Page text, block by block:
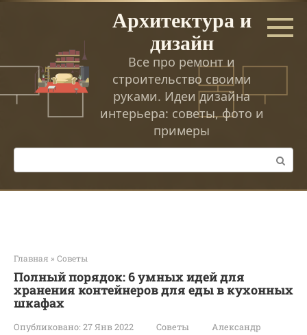
Перейти
Архитектура и
дизайн
Все про ремонт и
строительство своими
руками. Идеи дизайна
интерьера: советы, фото и
примеры
Поиск:
Главная » Советы
Полный порядок: 6 умных идей для
хранения контейнеров для еды в кухонных
шкафах
Опубликовано: 27 Янв 2022 Советы
Александр